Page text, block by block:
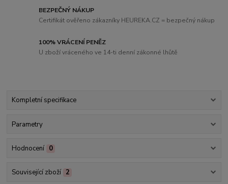
BEZPEČNÝ NÁKUP
Certifikát ověřeno zákazníky HEUREKA.CZ = bezpečný nákup
100% VRÁCENÍ PENĚZ
U zboží vráceného ve 14-ti denní zákonné lhůtě
Kompletní specifikace
Parametry
Hodnocení 0
Související zboží 2